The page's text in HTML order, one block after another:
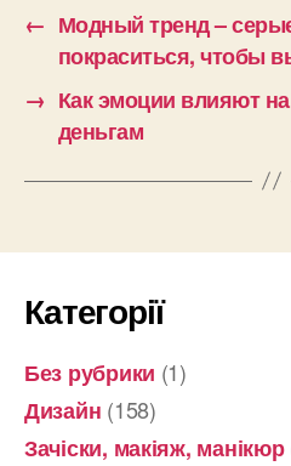
← Модный тренд –
покраситься, чтобы
→ Как эмоции влияют
деньгам
Категорії
Без рубрики (1)
Дизайн (158)
Зачіски, макіяж, манікюр